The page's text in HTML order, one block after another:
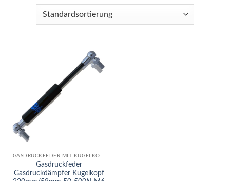
GASDRUCKFEDER MIT KUGELKOPF
Gasdruckfeder
Gasdruckdämpfer Kugelkopf